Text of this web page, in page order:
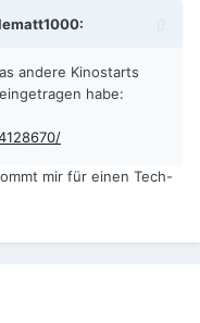
:
andere Kinostarts
habe:
mir für einen Tech-